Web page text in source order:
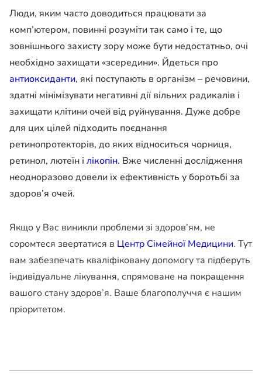
Люди, яким часто доводиться працювати за
комп’ютером, повинні розуміти так само і те, що
зовнішнього захисту зору може бути недостатньо, очі
необхідно захищати «зсередини». Йдеться про
антиоксиданти, які поступають в організм – речовини,
здатні мінімізувати негативні дії вільних радикалів і
захищати клітини очей від руйнування. Дуже добре
для цих цілей підходить поєднання
ретинопротекторів, до яких відноситься чорниця,
ретинол, лютеїн і лікопін. Вже численні дослідження
неодноразово довели їх ефективність у боротьбі за
здоров’я очей.
Якщо у Вас виникли проблеми зі здоров’ям, не
соромтеся звертатися в Центр Сімейної Медицини. Тут
вам забезпечать кваліфіковану допомогу та підберуть
індивідуальне лікування, спрямоване на покращення
вашого стану здоров’я. Ваше благополуччя є нашим
пріоритетом.